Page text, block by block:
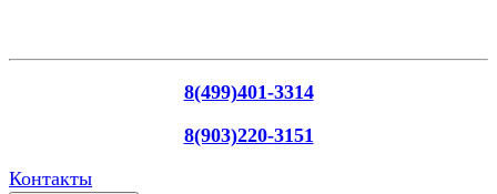
8(499)401-3314
8(903)220-3151
Контакты